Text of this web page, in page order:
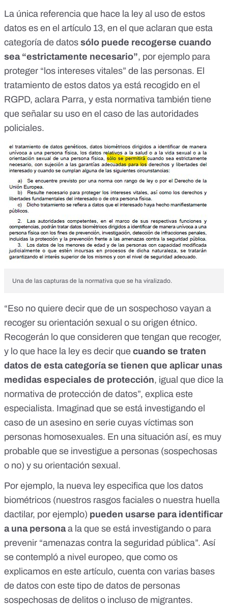
La única referencia que hace la ley al uso de estos
datos es en el artículo 13, en el que aclaran que esta
categoría de datos sólo puede recogerse cuando
sea “estrictamente necesario”, por ejemplo para
proteger “los intereses vitales” de las personas. El
tratamiento de estos datos ya está recogido en el
RGPD, aclara Parra, y esta normativa también tiene
que señalar su uso en el caso de las autoridades
policiales.
Una de las capturas de la normativa que se ha viralizado.
“Eso no quiere decir que de un sospechoso vayan a
recoger su orientación sexual o su origen étnico.
Recogerán lo que consideren que tengan que recoger,
y lo que hace la ley es decir que cuando se traten
datos de esta categoría se tienen que aplicar unas
medidas especiales de protección, igual que dice la
normativa de protección de datos”, explica este
especialista. Imaginad que se está investigando el
caso de un asesino en serie cuyas víctimas son
personas homosexuales. En una situación así, es muy
probable que se investigue a personas (sospechosas
o no) y su orientación sexual.
Por ejemplo, la nueva ley especifica que los datos
biométricos (nuestros rasgos faciales o nuestra huella
dactilar, por ejemplo) pueden usarse para identificar
a una personaa la que se está investigando o para
prevenir “amenazas contra la seguridad pública”. Así
se contempló a nivel europeo, que como os
explicamos en este artículo, cuenta con varias bases
de datos con este tipo de datos de personas
sospechosas de delitos o incluso de migrantes.